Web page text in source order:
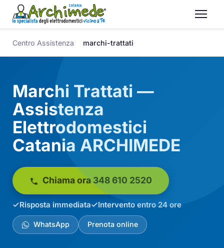
Centro Assistenza marchi-trattati
Marchi Trattati —
Assistenza
Elettrodomestici
Catania ARCHIMEDE
Chiama ora 348 610 2520
Risposta immediata Intervento entro 24 ore
WhatsApp Prenota online